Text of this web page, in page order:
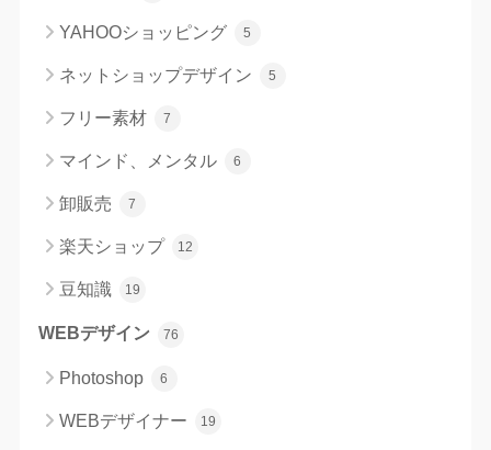
YAHOOショッピング 5
ネットショップデザイン 5
フリー素材 7
マインド、メンタル 6
卸販売 7
楽天ショップ 12
豆知識 19
WEBデザイン 76
Photoshop 6
WEBデザイナー 19